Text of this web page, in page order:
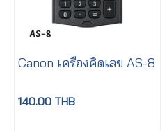
Canon เครื่องคิดเลข AS-8
140.00 THB